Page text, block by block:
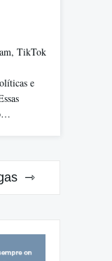
TikTok
e